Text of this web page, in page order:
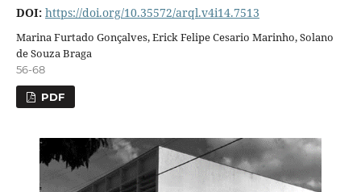
DOI: https://doi.org/10.35572/arql.v4i14.7513
Marina Furtado Gonçalves, Erick Felipe Cesario Marinho, Solano
de Souza Braga
56-68
PDF